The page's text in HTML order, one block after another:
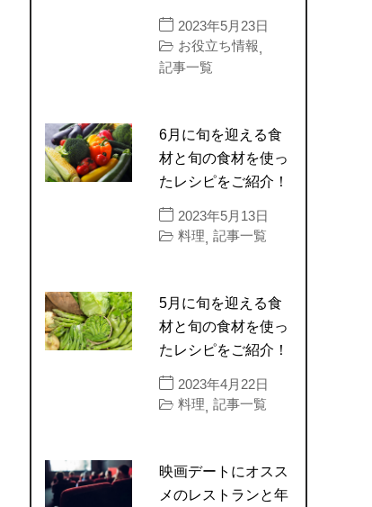
2023年5月23日
お役立ち情報,
記事一覧
6月に旬を迎える食
材と旬の食材を使っ
たレシピをご紹介！
2023年5月13日
料理, 記事一覧
5月に旬を迎える食
材と旬の食材を使っ
たレシピをご紹介！
2023年4月22日
料理, 記事一覧
映画デートにオスス
メのレストランと年